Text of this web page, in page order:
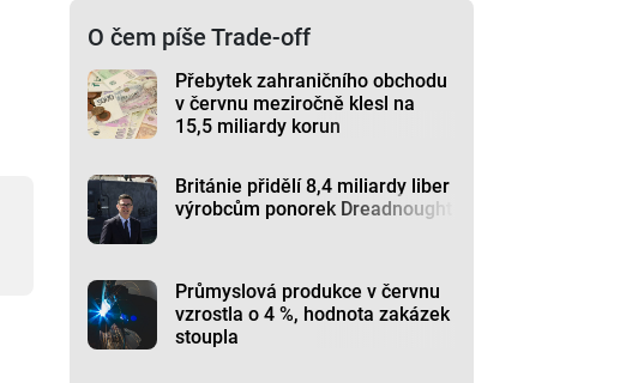
O čem píše Trade-off
Přebytek zahraničního obchodu
v červnu meziročně klesl na
15,5 miliardy korun
Británie přidělí 8,4 miliardy liber
výrobcům ponorek Dreadnought
Průmyslová produkce v červnu
vzrostla o 4 %, hodnota zakázek
stoupla